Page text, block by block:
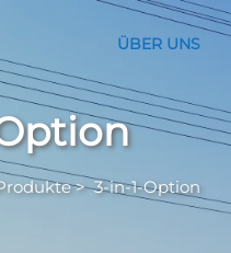
ÜBER UNS
>3-in-1-Option